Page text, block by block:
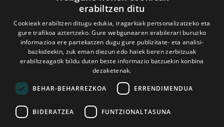
2026ko eka. 1a 2026ko mar. 1a
erabiltzen ditu
Cookieak erabiltzen ditugu edukia, iragarkiak pertsonalizatzeko eta
gure trafikoa aztertzeko. Gure webgunearen erabilerari buruzko
informazioa ere partekatzen dugu gure publizitate- eta analisi-
bazkideekin, zuk eman diezun edo haiek beren zerbitzuak
erabiltzeagatik bildu duten beste informazio batzuekin konbina
dezaketenak.
BEHAR-BEHARREZKOA ERRENDIMENDUA
BIDERATZEA FUNTZIONALTASUNA